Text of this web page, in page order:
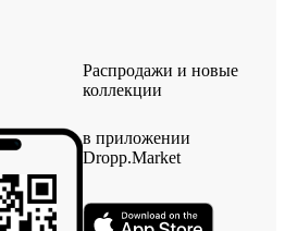
Распродажи и новые
коллекции
в приложении
Dropp.Market